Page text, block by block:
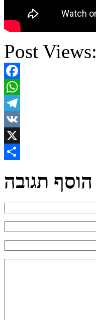
Post Views:
Facebook
WhatsApp
Telegram
VK
X
הוסף תגובה